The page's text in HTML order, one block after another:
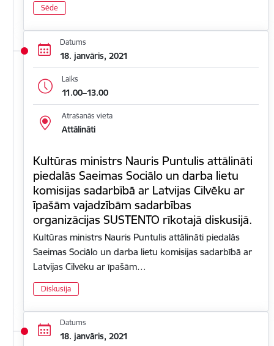
Sēde
Datums
18. janvāris, 2021
Laiks
11.00–13.00
Atrašanās vieta
Attālināti
Kultūras ministrs Nauris Puntulis attālināti
piedalās Saeimas Sociālo un darba lietu
komisijas sadarbībā ar Latvijas Cilvēku ar
īpašām vajadzībām sadarbības
organizācijas SUSTENTO rīkotajā diskusijā.
Kultūras ministrs Nauris Puntulis attālināti piedalās
Saeimas Sociālo un darba lietu komisijas sadarbībā ar
Latvijas Cilvēku ar īpašām…
Diskusija
Datums
18. janvāris, 2021